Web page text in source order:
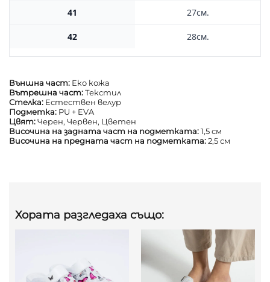
41 27см.
42 28см.
Външна част: Еко кожа
Вътрешна част: Текстил
Стелка: Естествен велур
Подметка: PU + EVA
Цвят: Черен, Червен, Цветен
Височина на задната част на подметката: 1,5 см
Височина на предната част на подметката: 2,5 см
Хората разгледаха също: